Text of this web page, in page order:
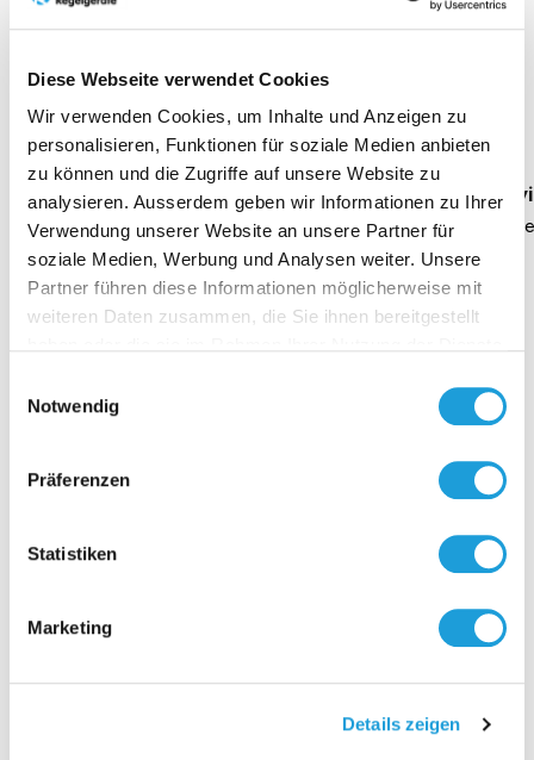
Diese Webseite verwendet Cookies
Wir verwenden Cookies, um Inhalte und Anzeigen zu
personalisieren, Funktionen für soziale Medien anbieten
zu können und die Zugriffe auf unsere Website zu
analysieren. Ausserdem geben wir Informationen zu Ihrer
Verwendung unserer Website an unsere Partner für
soziale Medien, Werbung und Analysen weiter. Unsere
Partner führen diese Informationen möglicherweise mit
weiteren Daten zusammen, die Sie ihnen bereitgestellt
Notwendig
Präferenzen
Statistiken
Marketing
Details zeigen
Einblicke zu 40 Jahren
Oppermann
Geschäftsführung Heike Dirmeier
Dauer 4 Minuten
Kontakt